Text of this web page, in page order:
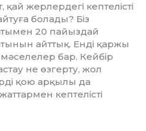
жер­лердегі кептелісті
болады? Біз
20 пайыздай
айттық. Енді қар­жы
бар. Кейбір
не өзгерту, жол
қою арқылы да
кептелісті